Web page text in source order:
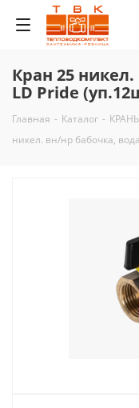
Кран 25
LD Pride
Главная - Каталог -
никел. вн/нр бабочка,